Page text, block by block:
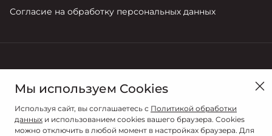
Согласие на обработку персональных данных
+7 (4712) 723-770
Мы используем Cookies
Используя сайт, вы соглашаетесь с Политикой обработки
данных и использованием cookies вашего браузера. Cookies
можно отключить в любой момент в настройках браузера. Для